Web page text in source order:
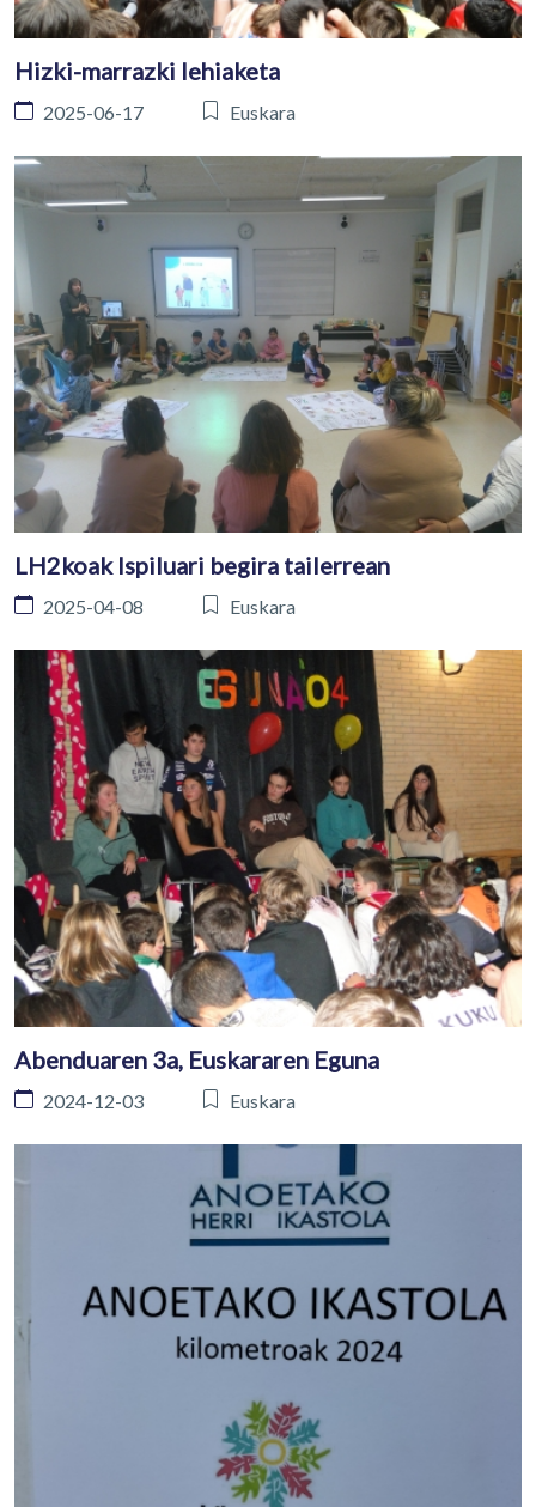
Hizki-marrazki lehiaketa
2025-06-17 Euskara
LH2koak Ispiluari begira tailerrean
2025-04-08 Euskara
Abenduaren 3a, Euskararen Eguna
2024-12-03 Euskara